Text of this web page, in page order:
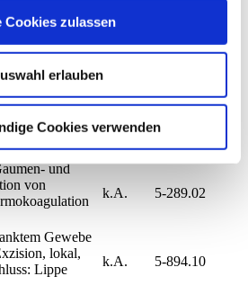
Cookies zulassen
erlauben
Cookies verwenden
k.A.
und Unterhaut
k.A.
5-899
k.A.
von erkranktem
Chirurgie)
k.A. 5-181.1
und
von
k.A. 5-289.02
Gewebe
lokal,
Lippe
k.A. 5-894.10